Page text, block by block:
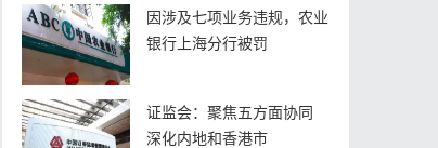
因涉及七项业务违规，农业
银行上海分行被罚
证监会：聚焦五方面协同
深化内地和香港市